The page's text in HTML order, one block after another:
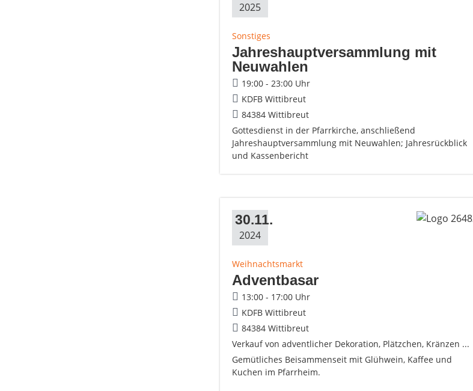
2025
Sonstiges
Jahreshauptversammlung mit
Neuwahlen
19:00 - 23:00 Uhr
KDFB Wittibreut
84384 Wittibreut
Gottesdienst in der Pfarrkirche, anschließend
Jahreshauptversammlung mit Neuwahlen; Jahresrückblick
und Kassenbericht
30.11.
2024
Weihnachtsmarkt
Adventbasar
13:00 - 17:00 Uhr
KDFB Wittibreut
84384 Wittibreut
Verkauf von adventlicher Dekoration, Plätzchen, Kränzen ...
Gemütliches Beisammenseit mit Glühwein, Kaffee und
Kuchen im Pfarrheim.